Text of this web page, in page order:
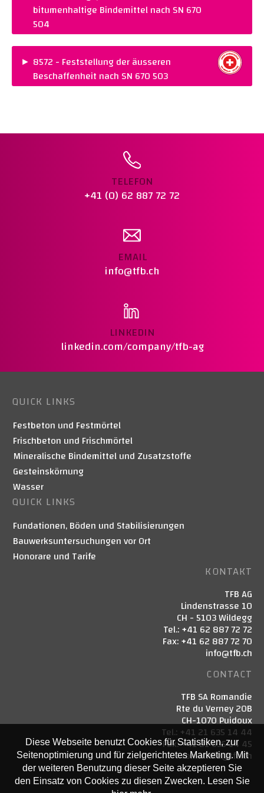
Warenkorb legen
bitumenhaltige Bindemittel nach SN 670
504
PREIS :CHF 28.00
NORM :SN 670 504
Warenkorb legen
► 8572 - Feststellung der äusseren
Beschaffenheit nach SN 670 503
Warenkorb legen
TELEFON
+41 (0) 62 887 72 72
EMAIL
info@tfb.ch
LINKEDIN
linkedin.com/company/tfb-ag
QUICK LINKS
Festbeton und Festmörtel
Frischbeton und Frischmörtel
Mineralische Bindemittel und Zusatzstoffe
Gesteinskörnung
Wasser
QUICK LINKS
Fundationen, Böden und Stabilisierungen
Bauwerksuntersuchungen vor Ort
Honorare und Tarife
KONTAKT
TFB AG
Lindenstrasse 10
CH - 5103 Wildegg
Tel.: +41 62 887 72 72
Fax: +41 62 887 72 70
info@tfb.ch
CONTACT
TFB SA Romandie
Rte du Verney 20B
CH-1070 Puidoux
Tel.: +41 21 635 14 44
Fax: +41 21 635 14 45
romandie@tfb.ch
Diese Webseite benutzt Cookies für Statistiken, zur
Seitenoptimierung und für zielgerichtetes Marketing. Mit
der weiteren Benutzung dieser Seite akzeptieren Sie
den Einsatz von Cookies zu diesen Zwecken. Lesen Sie